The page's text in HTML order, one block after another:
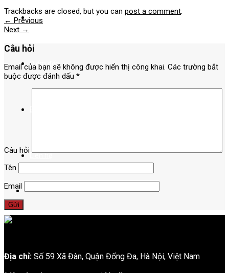
Tours nổi bật
Điểm đến
Liên hệ
Trackbacks are closed, but you can post a comment.
← Previous
Next →
Câu hỏi
Email của bạn sẽ không được hiển thị công khai. Các trường bắt
buộc được đánh dấu *
Câu hỏi
Tên
Email
Địa chỉ: Số 59 Xã Đàn, Quận Đống Đa, ​​Hà Nội, Việt Nam